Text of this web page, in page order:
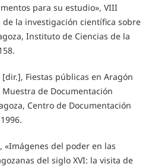
para su estudio», VIII
de la investigación científica sobre
Instituto de Ciencias de la
[dir.], Fiestas públicas en Aragón
de Documentación
Centro de Documentación
«Imágenes del poder en las
del siglo XVI: la visita de